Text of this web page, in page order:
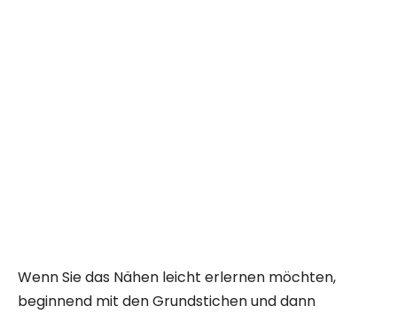
Wenn Sie das Nähen leicht erlernen möchten,
beginnend mit den Grundstichen und dann